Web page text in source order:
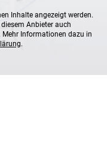
Inhalte angezeigt werden.
Anbieter auch
Mehr Informationen dazu in
.